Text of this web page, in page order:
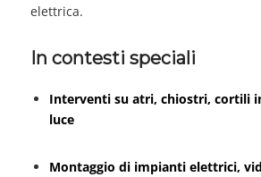
elettrica.
In contesti speciali
Interventi su atri, chiostri, cortili
luce
Montaggio di impianti elettrici,